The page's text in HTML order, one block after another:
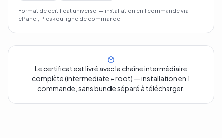
Format de certificat universel — installation en 1 commande via
cPanel, Plesk ou ligne de commande.
Le certificat est livré avec la chaîne intermédiaire
complète (intermediate + root) — installation en 1
commande, sans bundle séparé à télécharger.